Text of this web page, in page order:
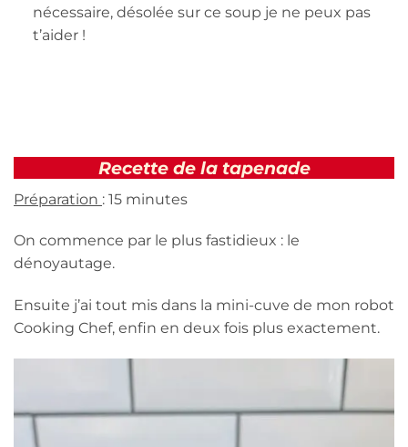
nécessaire, désolée sur ce soup je ne peux pas
t’aider !
Recette de la tapenade
Préparation : 15 minutes
On commence par le plus fastidieux : le
dénoyautage.
Ensuite j’ai tout mis dans la mini-cuve de mon robot
Cooking Chef, enfin en deux fois plus exactement.